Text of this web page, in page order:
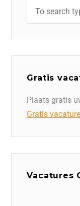
Gratis
Plaats gratis
Gratis
Vacatures